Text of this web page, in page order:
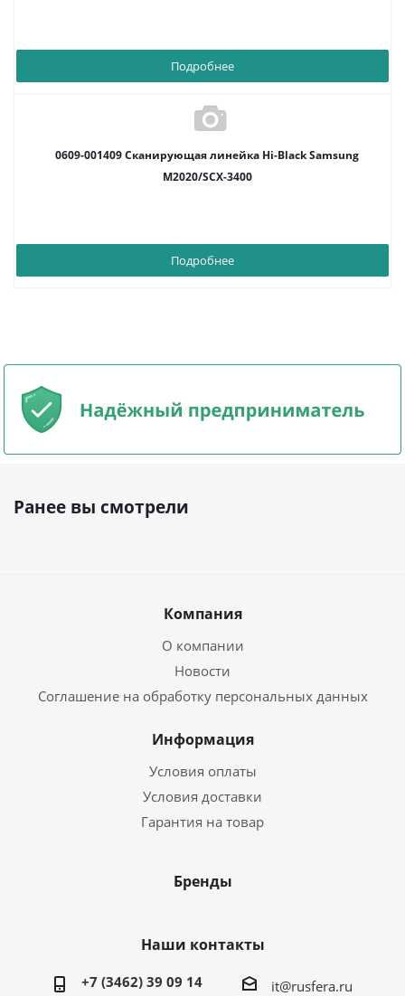
Подробнее
0609-001409 Сканирующая линейка Hi-Black Samsung
M2020/SCX-3400
Подробнее
Ранее вы смотрели
Компания
О компании
Новости
Соглашение на обработку персональных данных
Информация
Условия оплаты
Условия доставки
Гарантия на товар
Бренды
Наши контакты
+7 (3462) 39 09 14 it@rusfera.ru